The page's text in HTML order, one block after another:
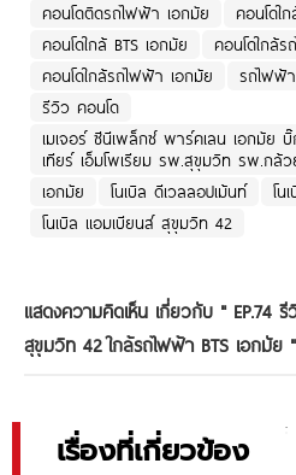
คอนโดติดรถไฟฟ้า เอกมัย
คอนโดใ
คอนโดใกล้ BTS เอกมัย
คอนโดใกล้
คอนโดใกล้รถไฟฟ้า เอกมัย
รถไฟฟ้า
รีวิว คอนโด
เมเจอร์ ซีนีเพล็กซ์ พาร์คเลน เอกมัย
เทียร์ เอ็มโพเรียม รพ.สุขุมวิท รพ.กล้
เอกมัย
โนเบิล ดีเวลลอปเม้นท์
โน
โนเบิล แอมเบียนส์ สุขุมวิท 42
แสดงความคิดเห็น เกี่ยวกับ " EP.74
สุขุมวิท 42 ใกล้รถไฟฟ้า BTS เอกมัย "
เรื่องที่เกี่ยวข้อง